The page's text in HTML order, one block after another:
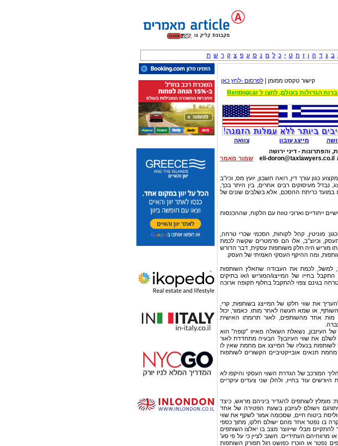
ב ג ד ה ו ז ח ט י כ ל מ נ ס ע פ צ ק ר ש ת
קישור טקסט ממומן |לפרסום -לחץ כאן
מייצג עזבון
צוואה
והפתרונות - דיני ירושה
eli-doron@taxlawyers.co.il
שמור מאמר
כגון עורך דין, רואה חשבון, יועץ מס, וכיו"ב
נבדל מעיסוקים רבים אחרים, בין היתר בכך,
במועד כריתת ההסכם, אלא בשלבים שונים של
ייחודיים וארוכי טווח עם הלקוח, שההכנסות
מוניטין, קהל לקוחות, הסכמי שכרי טרחה,
וכיוצ"ב, אלו הם פרמטרים שקשה לכמת
מוריש היה חלק משותפות עסקית, דבר הדורש
ומה ההיקף העסקי האמיתי של העסק.
למשל, לכמת את העבודה שתאלץ השותפות
בחייו של המייצג/המוריש ו/או בתיקים
בגינם צפוי להתקבל בחלוף תקופה ארוכה
את שווי חלקו של המייצג בשותפות, קרי,
או שמא תעשה לאחר מותו. כאמור, יכול
מות אחד מהשותפים, לאור תרומתו האישית
של העיזבון, נשאלת השאלה מאיזו "קופה" הוא
לשלם את שווי העיזבון? הבעיה מתחדדת לאור
בנעליו של המייצג אם מחמת שאין לו
תנאים אובייקטיביים הקשורים לשותפות
המורכב של הגדרת השווי העסקי והיקפו לא
היורשים עוד בחייו, ולהלן שני צעדים עיקריים
מומלץ לשותפים להגדיר ביניהם מראש, כיצד
וישולם לעיזבון בשעת הפטירה של אחד
ביטוח חיים, שסכומה אמור לשקף את שווי
בו נפטר אחד מהם ישולם חלקו, מתוך כספי
מבלי שייווצר מצב בו יאלצו השותפים
העתידיים. חשוב לציין כי על פי סע'
נפטר או הוכרז כפושט רגל תפורק השותפות